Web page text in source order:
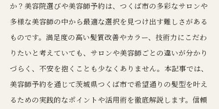
か？美容院選びや美容師予約は、つくば市の多彩なサロンや
多様な美容師の中から最適な選択を見つけ出す難しさがある
ものです。満足度の高い髪質改善やカラー、技術力にこだわ
りたいと考えていても、サロンや美容師ごとの違いが分かり
づらく、不安を抱くことも少なくありません。本記事では、
美容師予約を通じて茨城県つくば市で希望通りの髪型を叶え
るための実践的なポイントや活用術を徹底解説します。信頼